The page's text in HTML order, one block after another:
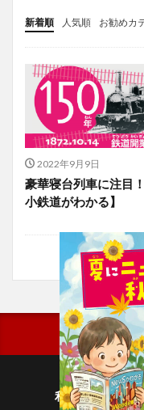
新着順 人気順
お勧めカ
投稿
学び
マンガ
電子書
2022年9月9日
豪華寝台列車に注目
小鉄道がわかる】
利用規約
プラ